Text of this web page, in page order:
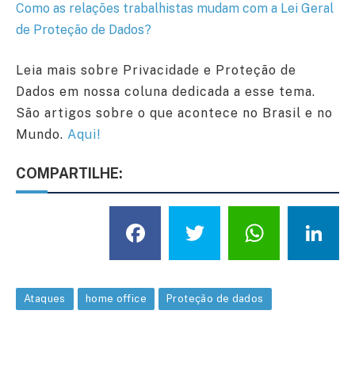
Como as relações trabalhistas mudam com a Lei Geral
de Proteção de Dados?
Leia mais sobre Privacidade e Proteção de
Dados em nossa coluna dedicada a esse tema.
São artigos sobre o que acontece no Brasil e no
Mundo. Aqui!
COMPARTILHE:
Facebook
Twitter
Ataques home office Proteção de dados